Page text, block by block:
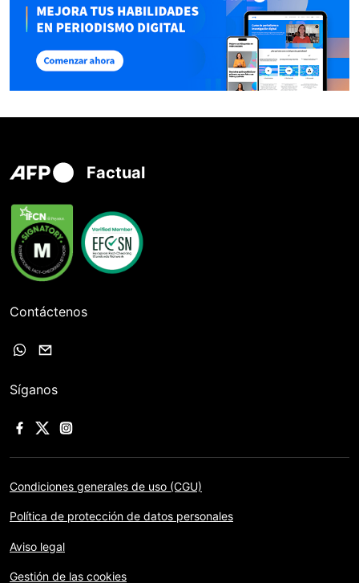
Factual
Contáctenos
Síganos
Condiciones generales de uso (CGU)
Política de protección de datos personales
Aviso legal
Gestión de las cookies